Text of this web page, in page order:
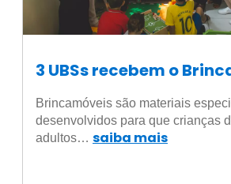
3 UBSs recebem o
Brincamóveis são materiais
desenvolvidos para que crianças
adultos… saiba mais